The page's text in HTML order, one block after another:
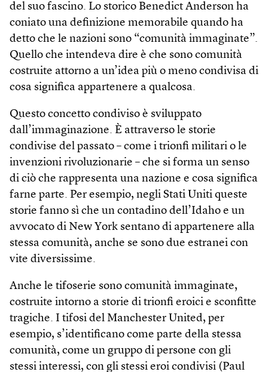
del suo fascino. Lo storico Benedict Anderson ha
coniato una definizione memorabile quando ha
detto che le nazioni sono “comunità immaginate”.
Quello che intendeva dire è che sono comunità
costruite attorno a un’idea più o meno condivisa di
cosa significa appartenere a qualcosa.
Questo concetto condiviso è sviluppato
dall’immaginazione. È attraverso le storie
condivise del passato – come i trionfi militari o le
invenzioni rivoluzionarie – che si forma un senso
di ciò che rappresenta una nazione e cosa significa
farne parte. Per esempio, negli Stati Uniti queste
storie fanno sì che un contadino dell’Idaho e un
avvocato di New York sentano di appartenere alla
stessa comunità, anche se sono due estranei con
vite diversissime.
Anche le tifoserie sono comunità immaginate,
costruite intorno a storie di trionfi eroici e sconfitte
tragiche. I tifosi del Manchester United, per
esempio, s’identificano come parte della stessa
comunità, come un gruppo di persone con gli
stessi interessi, con gli stessi eroi condivisi (Paul